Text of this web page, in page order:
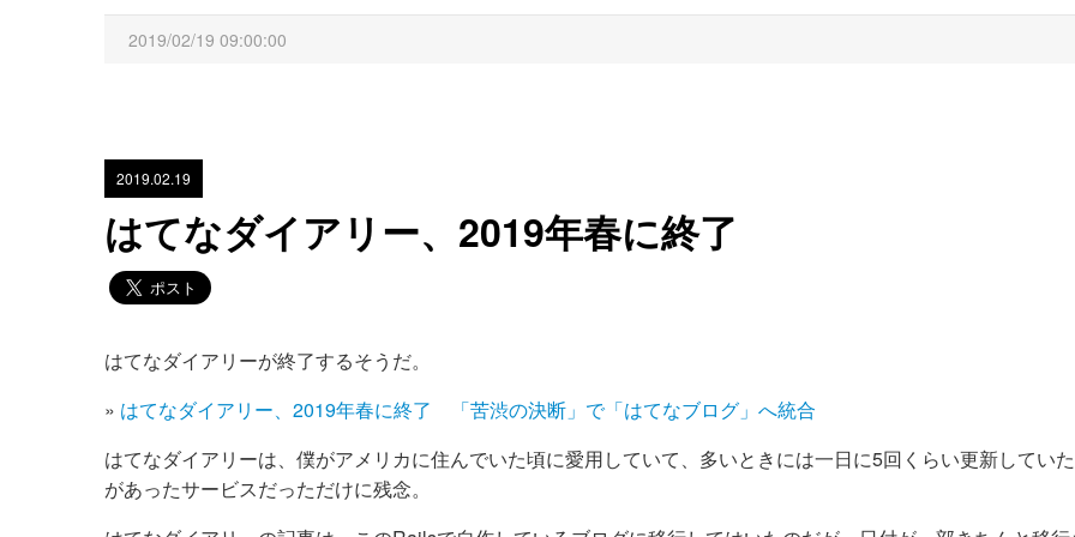
2019/02/19 09:00:00
2019.02.19
はてなダイアリー、2019年春に終了
はてなダイアリーが終了するそうだ。
» はてなダイアリー、2019年春に終了 「苦渋の決断」で「はてなブログ」へ統合
はてなダイアリーは、僕がアメリカに住んでいた頃に愛用していて、多いときには一日に5回くらい更新してい
があったサービスだっただけに残念。